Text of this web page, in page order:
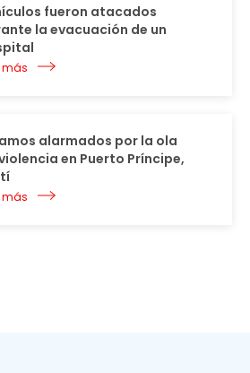
fueron atacados
la evacuación de un
más
alarmados por la ola
en Puerto Príncipe,
más